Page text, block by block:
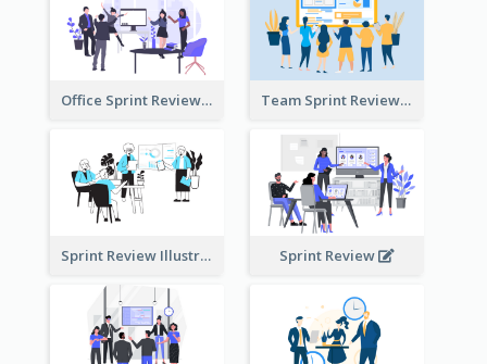
Office Sprint Review Team Sprint Review
Sprint Review Illustration Sprint Review